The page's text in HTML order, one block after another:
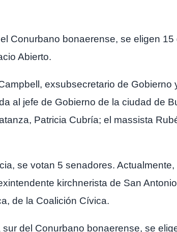
Conurbano bonaerense, se eligen 15
Abierto.
exsubsecretario de Gobierno
al jefe de Gobierno de la ciudad de
Patricia Cubría; el massista
se votan 5 senadores. Actualmente,
kirchnerista de San
de la Coalición Cívica.
del Conurbano bonaerense, se